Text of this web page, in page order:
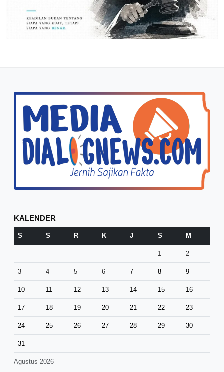
KALENDER
Agustus 2026
S S R K J S M
1 2
3 4 5 6 7 8 9
10 11 12 13 14 15 16
17 18 19 20 21 22 23
24 25 26 27 28 29 30
31